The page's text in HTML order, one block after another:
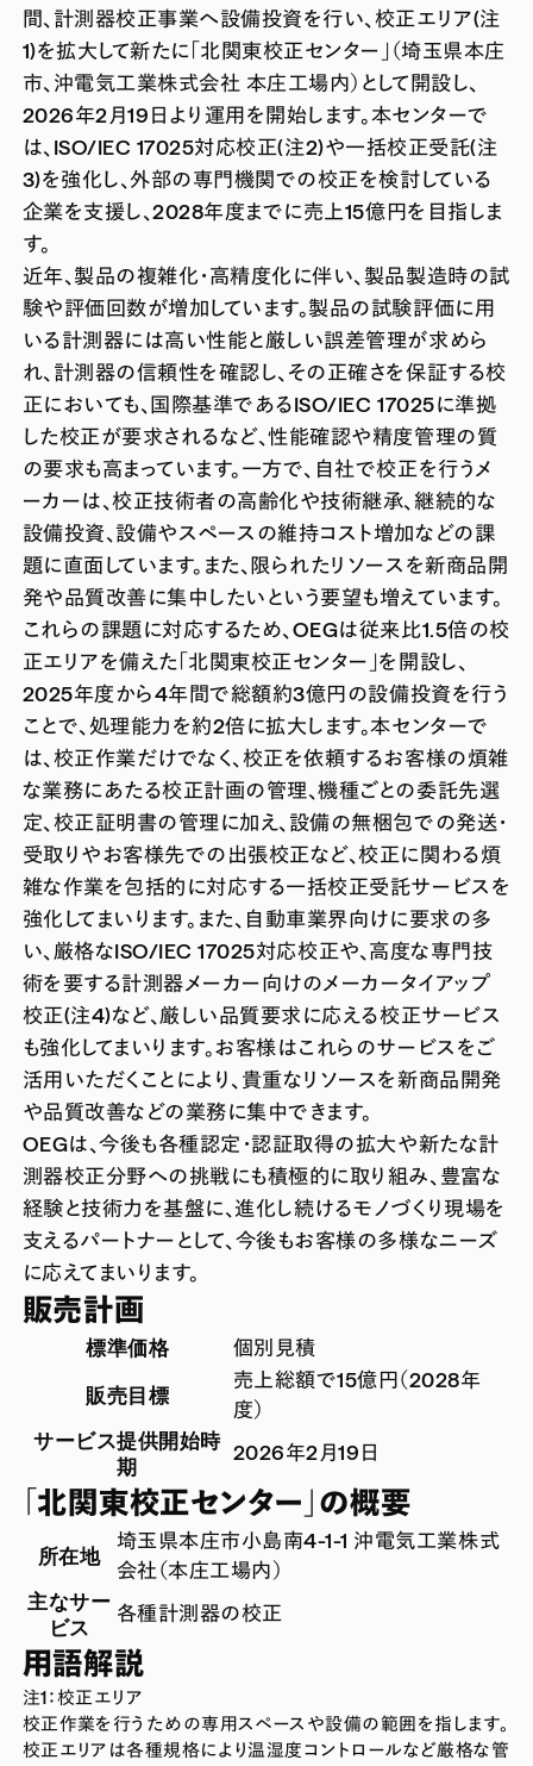
間、計測器校正事業へ設備投資を行い、校正エリア(注
1)を拡大して新たに「北関東校正センター」（埼玉県本庄
市、沖電気工業株式会社 本庄工場内）として開設し、
2026年2月19日より運用を開始します。本センターで
は、ISO/IEC 17025対応校正(注2)や一括校正受託(注
3)を強化し、外部の専門機関での校正を検討している
企業を支援し、2028年度までに売上15億円を目指しま
す。
近年、製品の複雑化・高精度化に伴い、製品製造時の試
験や評価回数が増加しています。製品の試験評価に用
いる計測器には高い性能と厳しい誤差管理が求めら
れ、計測器の信頼性を確認し、その正確さを保証する校
正においても、国際基準であるISO/IEC 17025に準拠
した校正が要求されるなど、性能確認や精度管理の質
の要求も高まっています。一方で、自社で校正を行うメ
ーカーは、校正技術者の高齢化や技術継承、継続的な
設備投資、設備やスペースの維持コスト増加などの課
題に直面しています。また、限られたリソースを新商品開
発や品質改善に集中したいという要望も増えています。
これらの課題に対応するため、OEGは従来比1.5倍の校
正エリアを備えた「北関東校正センター」を開設し、
2025年度から4年間で総額約3億円の設備投資を行う
ことで、処理能力を約2倍に拡大します。本センターで
は、校正作業だけでなく、校正を依頼するお客様の煩雑
な業務にあたる校正計画の管理、機種ごとの委託先選
定、校正証明書の管理に加え、設備の無梱包での発送・
受取りやお客様先での出張校正など、校正に関わる煩
雑な作業を包括的に対応する一括校正受託サービスを
強化してまいります。また、自動車業界向けに要求の多
い、厳格なISO/IEC 17025対応校正や、高度な専門技
術を要する計測器メーカー向けのメーカータイアップ
校正(注4)など、厳しい品質要求に応える校正サービス
も強化してまいります。お客様はこれらのサービスをご
活用いただくことにより、貴重なリソースを新商品開発
や品質改善などの業務に集中できます。
OEGは、今後も各種認定・認証取得の拡大や新たな計
測器校正分野への挑戦にも積極的に取り組み、豊富な
経験と技術力を基盤に、進化し続けるモノづくり現場を
支えるパートナーとして、今後もお客様の多様なニーズ
に応えてまいります。
販売計画
標準価格
個別見積
販売目標
売上総額で15億円（2028年
度）
サービス提供開始時
期
2026年2月19日
「北関東校正センター」の概要
所在地
埼玉県本庄市小島南4-1-1 沖電気工業株式
会社（本庄工場内）
主なサー
ビス
各種計測器の校正
用語解説
注1：校正エリア
校正作業を行うための専用スペースや設備の範囲を指します。
校正エリアは各種規格により温湿度コントロールなど厳格な管